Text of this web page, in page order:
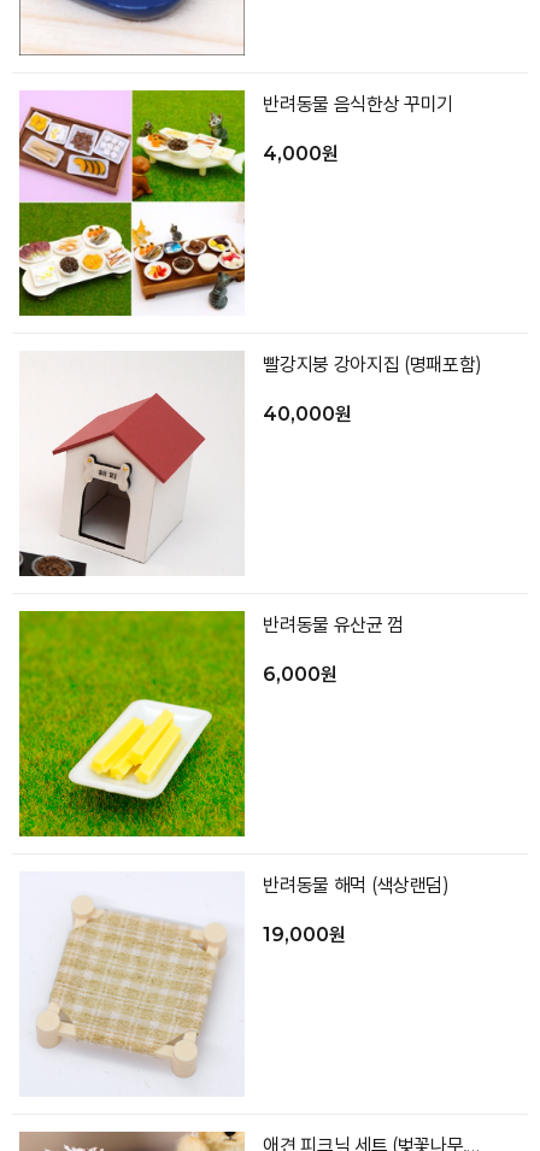
반려동물 음식한상 꾸미기
4,000원
빨강지붕 강아지집 (명패포함)
40,000원
반려동물 유산균 껌
6,000원
반려동물 해먹 (색상랜덤)
19,000원
애견 피크닉 세트 (벚꽃나무,과자2종,우유,바닥_색상랜덤)